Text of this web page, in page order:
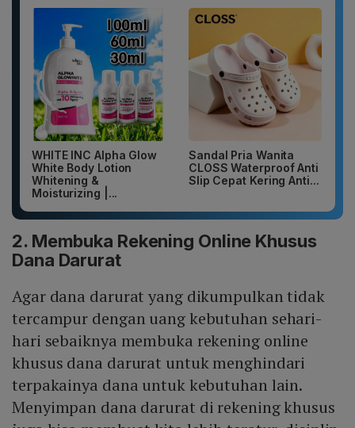
WHITE INC Alpha Glow
White Body Lotion
Whitening &
Moisturizing |...
Sandal Pria Wanita
CLOSS Waterproof Anti
Slip Cepat Kering Anti...
2. Membuka Rekening Online Khusus
Dana Darurat
Agar dana darurat yang dikumpulkan tidak
tercampur dengan uang kebutuhan sehari-
hari sebaiknya membuka rekening online
khusus dana darurat untuk menghindari
terpakainya dana untuk kebutuhan lain.
Menyimpan dana darurat di rekening khusus